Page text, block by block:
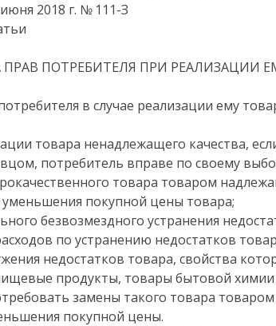
2018 г. № 111-З
ПРАВ ПОТРЕБИТЕЛЯ ПРИ РЕАЛИЗАЦИИ
в случае реализации ему
товара ненадлежащего качества,
потребитель вправе по своему
товара товаром
уменьшения покупной цены товара;
безвозмездного устранения
по устранению недостатков
недостатков товара, свойства
продукты, товары бытовой
замены такого товара
покупной цены.